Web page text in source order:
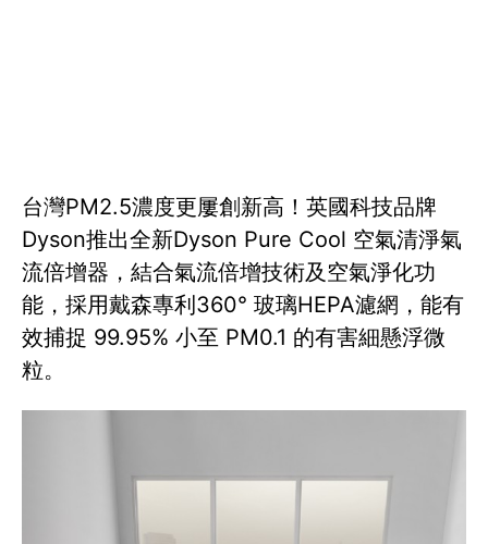
台灣PM2.5濃度更屢創新高！英國科技品牌
Dyson推出全新Dyson Pure Cool 空氣清淨氣
流倍增器，結合氣流倍增技術及空氣淨化功
能，採用戴森專利360° 玻璃HEPA濾網，能有
效捕捉 99.95% 小至 PM0.1 的有害細懸浮微
粒。